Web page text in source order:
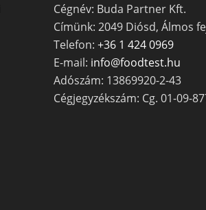
Cégnév: Buda Partner Kft.
Címünk: 2049 Diósd, Álmos
Telefon: +36 1 424 0969
E-mail: info@foodtest.hu
Adószám: 13869920-2-43
Cégjegyzékszám: Cg. 01-09-